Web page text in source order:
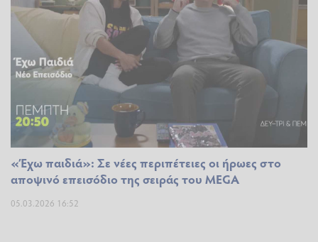
«Έχω παιδιά»: Σε νέες περιπέτειες οι ήρωες στο
αποψινό επεισόδιο της σειράς του MEGA
05.03.2026 16:52